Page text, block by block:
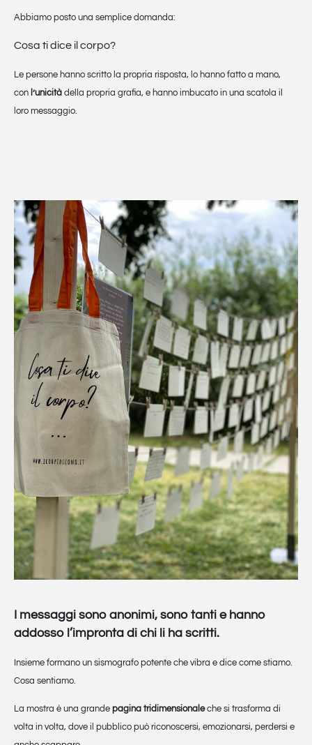
Abbiamo posto una semplice domanda:
Cosa ti dice il corpo?
Le persone hanno scritto la propria risposta, lo hanno fatto a mano,
con l’unicità della propria grafia, e hanno imbucato in una scatola il
loro messaggio.
I messaggi sono anonimi, sono tanti e hanno
addosso l’impronta di chi li ha scritti.
Insieme formano un sismografo potente che vibra e dice come stiamo.
Cosa sentiamo.
La mostra è una grande pagina tridimensionaleche si trasforma di
volta in volta, dove il pubblico può riconoscersi, emozionarsi, perdersi e